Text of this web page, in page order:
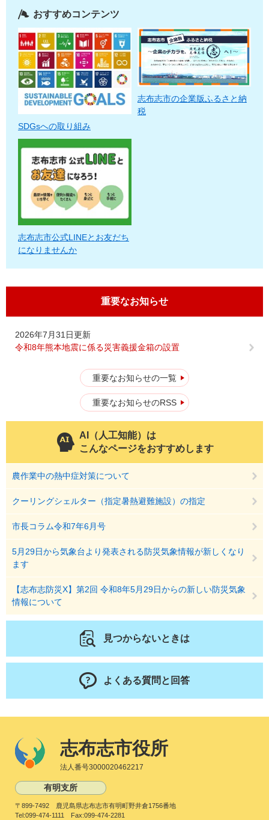
おすすめコンテンツ
SDGsへの取り組み
志布志市の企業版ふるさと納
税
志布志市公式LINEとお友だち
になりませんか
重要なお知らせ
2026年7月31日更新
令和8年熊本地震に係る災害義援金箱の設置
重要なお知らせの一覧
重要なお知らせのRSS
AI（人工知能）は
こんなページをおすすめします
農作業中の熱中症対策について
クーリングシェルター（指定暑熱避難施設）の指定
市長コラム令和7年6月号
5月29日から気象台より発表される防災気象情報が新しくなり
ます
【志布志防災X】第2回 令和8年5月29日からの新しい防災気象
情報について
見つからないときは
よくある質問と回答
志布志市役所
法人番号3000020462217
有明支所
〒899-7492 鹿児島県志布志市有明町野井倉1756番地
Tel:099-474-1111 Fax:099-474-2281